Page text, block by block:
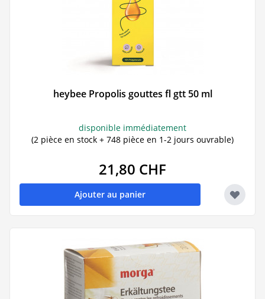
heybee Propolis gouttes fl gtt 50 ml
disponible immédiatement
(2 pièce en stock + 748 pièce en 1-2 jours ouvrable)
21,80 CHF
Ajouter au panier